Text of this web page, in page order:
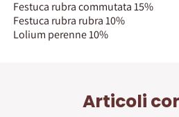
Festuca rubra commutata 15%
Festuca rubra rubra 10%
Lolium perenne 10%
Articoli